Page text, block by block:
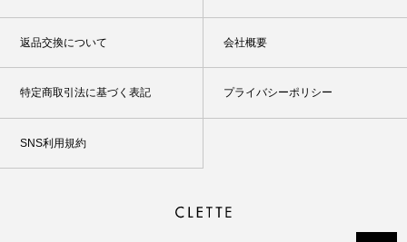
返品交換について 会社概要
特定商取引法に基づく表記 プライバシーポリシー
SNS利用規約